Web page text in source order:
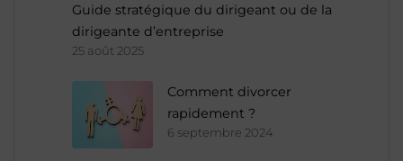
Guide stratégique du dirigeant ou de la
dirigeante d’entreprise
25 août 2025
Comment divorcer
rapidement ?
6 septembre 2024